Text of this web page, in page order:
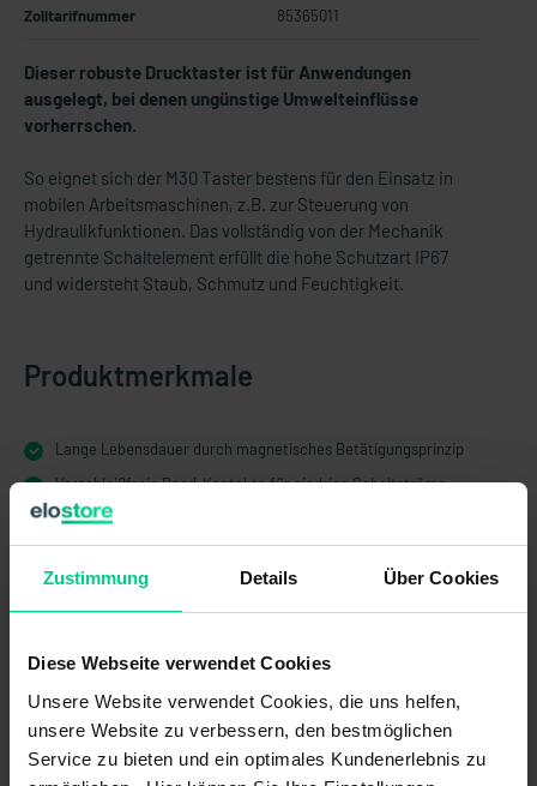
Zustimmung Details Über Cookies
Diese Webseite verwendet Cookies
Unsere Website verwendet Cookies, die uns helfen,
unsere Website zu verbessern, den bestmöglichen
Service zu bieten und ein optimales Kundenerlebnis zu
Zolltarifnummer 85365011
Dieser robuste Drucktaster ist für Anwendungen
ausgelegt, bei denen ungünstige Umwelteinflüsse
vorherrschen.
So eignet sich der M30 Taster bestens für den Einsatz in
mobilen Arbeitsmaschinen, z.B. zur Steuerung von
Hydraulikfunktionen. Das vollständig von der Mechanik
getrennte Schaltelement erfüllt die hohe Schutzart IP67
und widersteht Staub, Schmutz und Feuchtigkeit.
Produktmerkmale
Lange Lebensdauer durch magnetisches Betätigungsprinzip
Verschleißfreie Reed-Kontakte für niedrige Schaltströme
Entwickelt für raue Einsatzbedingungen, hohe Schutzart IP67
elektronisch
Verschiedene Tasterfarben und verschiedene Symbole passend zur